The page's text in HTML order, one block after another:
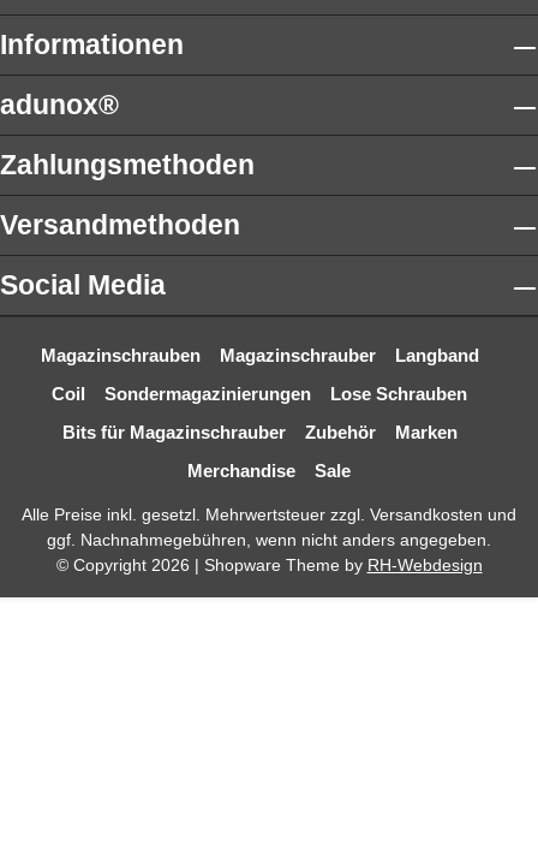
Informationen
adunox®
Zahlungsmethoden
Versandmethoden
Social Media
Magazinschrauben Magazinschrauber
Langband
Coil
Sondermagazinierungen
Lose Schrauben
Bits für Magazinschrauber
Zubehör
Marken
Merchandise
Sale
Alle Preise inkl. gesetzl. Mehrwertsteuer zzgl. Versandkosten und
ggf. Nachnahmegebühren, wenn nicht anders angegeben.
© Copyright 2026 | Shopware Theme by RH-Webdesign